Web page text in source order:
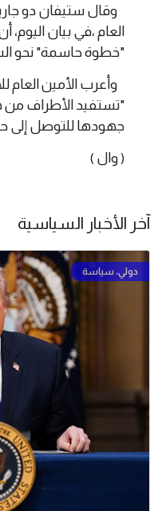
وقال ستيفان دو
العام ،في بيان
"خطوة حاسمة" نحو
وأعرب الأمين العام
"تستفيد الأطراف من
جهودها للتوصل إلى
( وال )
آخر الأخبار السياسية